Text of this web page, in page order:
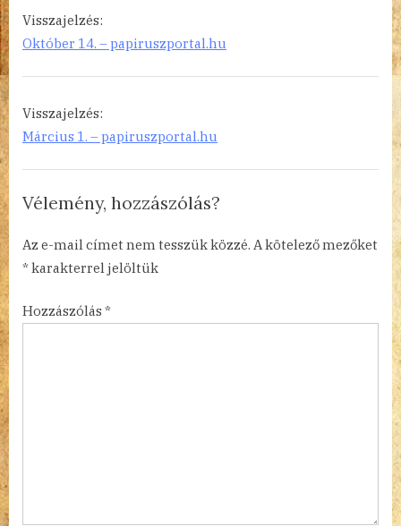
a
Visszajelzés:
Október 14. – papiruszportal.hu
Visszajelzés:
Március 1. – papiruszportal.hu
Vélemény, hozzászólás?
Az e-mail címet nem tesszük közzé. A kötelező mezőket
* karakterrel jelöltük
Hozzászólás *